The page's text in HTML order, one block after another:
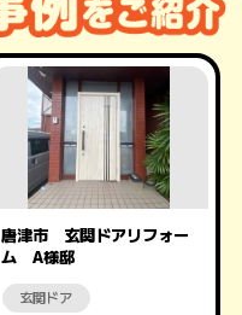
唐津市 玄関ドアリフォー
ム A様邸
玄関ドア